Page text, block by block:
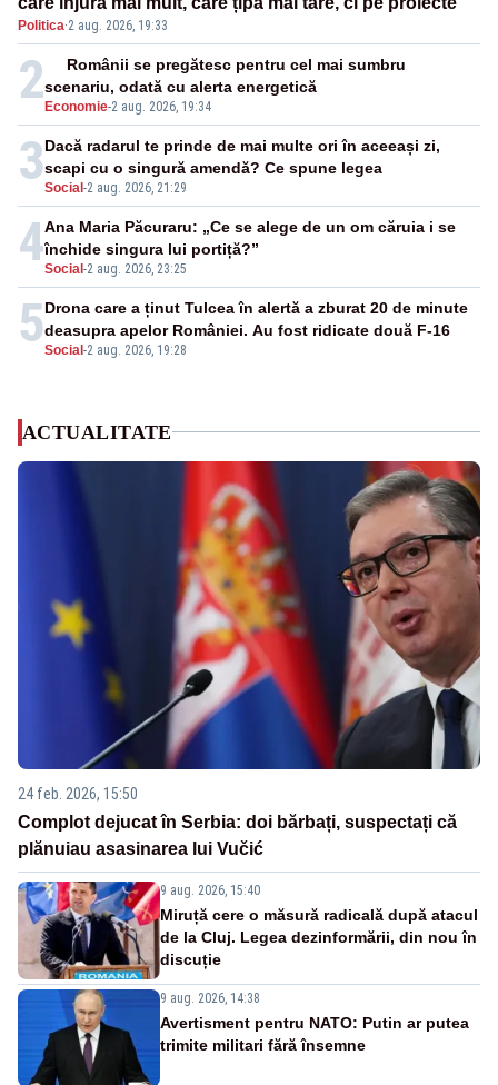
Politica·2 aug. 2026, 19:33
2Economie-2 aug. 2026, 19:34
Românii se pregătesc pentru cel mai sumbru
scenariu, odată cu alerta energetică
3Social-2 aug. 2026, 21:29
Dacă radarul te prinde de mai multe ori în aceeași zi,
scapi cu o singură amendă? Ce spune legea
4Social-2 aug. 2026, 23:25
Ana Maria Păcuraru: „Ce se alege de un om căruia i se
închide singura lui portiță?”
5Social-2 aug. 2026, 19:28
Drona care a ținut Tulcea în alertă a zburat 20 de minute
deasupra apelor României. Au fost ridicate două F-16
ACTUALITATE
24 feb. 2026, 15:50
Complot dejucat în Serbia: doi bărbați, suspectați că
plănuiau asasinarea lui Vučić
9 aug. 2026, 15:40
Miruță cere o măsură radicală după atacul
de la Cluj. Legea dezinformării, din nou în
discuție
9 aug. 2026, 14:38
Avertisment pentru NATO: Putin ar putea
trimite militari fără însemne